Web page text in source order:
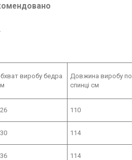
виробу бедра
Довжина виробу по
спинці см
110
114
114